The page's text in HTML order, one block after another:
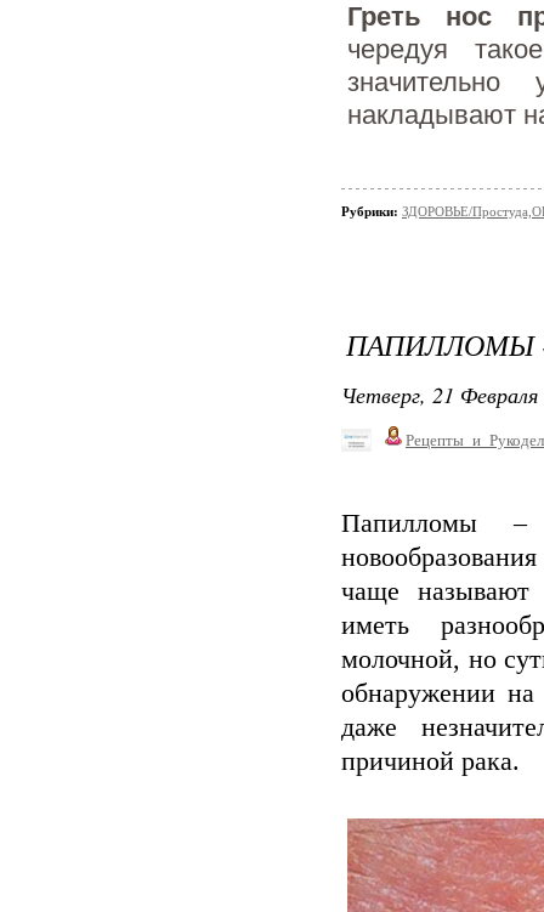
Греть нос
чередуя
значительно
накладывают
Рубрики: ЗДОРОВЬЕ/
ПАПИЛЛОМЫ
Четверг, 21
Папилломы –
чаще называют
иметь
молочной, но
обнаружении на
даже
причиной рака.